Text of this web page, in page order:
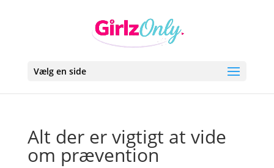
Vælg en side
Alt der er vigtigt at vide
om prævention